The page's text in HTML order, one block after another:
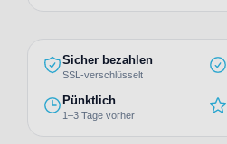
Sicher bezahlen
SSL-verschlüsselt
Pünktlich
1–3 Tage vorher